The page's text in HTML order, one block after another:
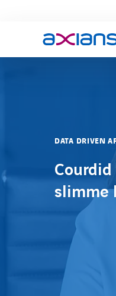
DATA DRIVEN
slimme